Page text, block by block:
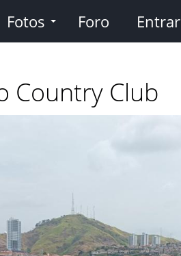
Fotos Foro Entrar
Country Club